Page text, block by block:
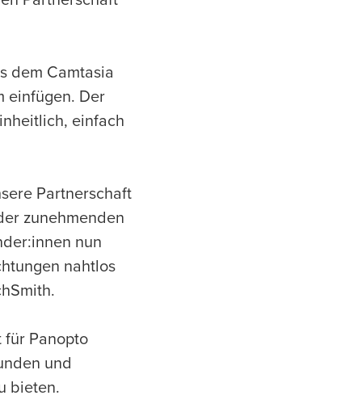
dem Camtasia
einfügen. Der
einfach
Partnerschaft
zunehmenden
nun
nahtlos
für Panopto
und
bieten.